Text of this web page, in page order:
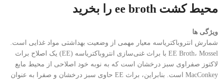
محیط کشت ee broth را بخرید
ویژگی ها
شمارش انتروباکتریاسه معیار مهمی از وضعیت بهداشتی مواد غذایی است.
EE Broth، Mossel با براث غنی‌سازی انتروباکتریاسه (EE) یک اصلاح براث
لاکتوز صفراوی سبز درخشان است که به نوبه خود اصلاحی از محیط مایع
MacConkey است. بنابراین، براث EE حاوی سبز درخشان و صفرا به عنوان